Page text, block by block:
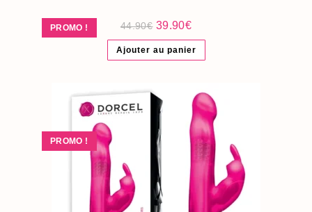
PROMO ! 44.90€ Le
initial
était :
44.90€.
39.90€Le
actuel
est :
39.90€.
Ajouter au panier
PROMO !